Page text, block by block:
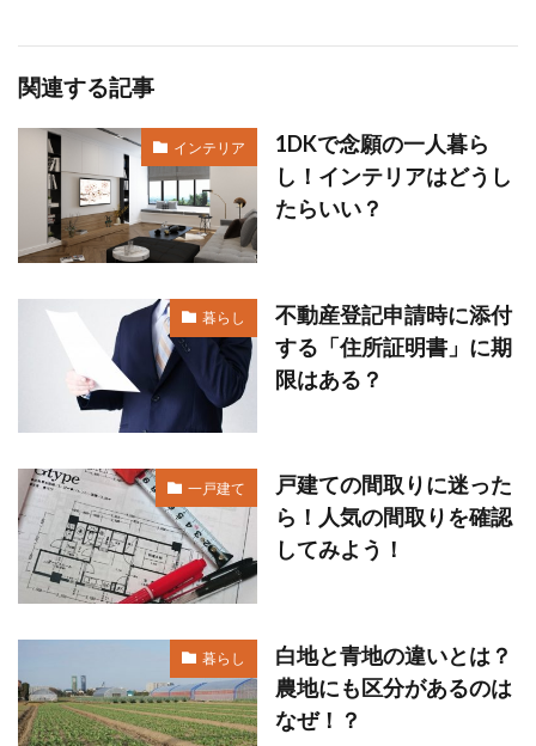
関連する記事
インテリア
1DKで念願の一人暮ら
し！インテリアはどうし
たらいい？
暮らし
不動産登記申請時に添付
する「住所証明書」に期
限はある？
一戸建て
戸建ての間取りに迷った
ら！人気の間取りを確認
してみよう！
暮らし
白地と青地の違いとは？
農地にも区分があるのは
なぜ！？